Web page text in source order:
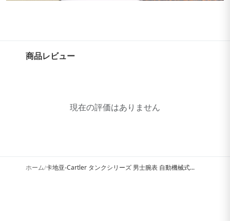
商品レビュー
現在の評価はありません
ホーム/卡地亚-Cartler タンクシリーズ 男士腕表 自動機械式...